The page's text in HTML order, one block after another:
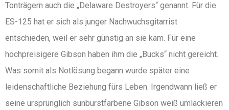
Tonträgern auch die „Delaware Destroyers“ genannt. Für die
ES-125 hat er sich als junger Nachwuchsgitarrist
entschieden, weil er sehr günstig an sie kam. Für eine
hochpreisigere Gibson haben ihm die „Bucks“ nicht gereicht.
Was somit als Notlösung begann wurde später eine
leidenschaftliche Beziehung fürs Leben. Irgendwann ließ er
seine ursprünglich sunburstfarbene Gibson weiß umlackieren